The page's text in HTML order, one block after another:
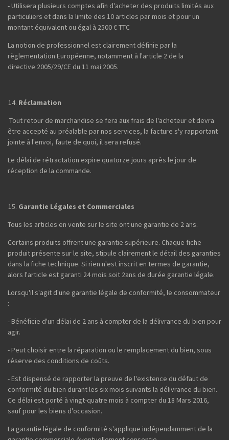
- Utilisera plusieurs comptes afin d'acheter des produits limités aux
particuliers et dans la limite des 10 articles par mois et pour un
montant équivalent ou égal à 2500 € TTC
La notion de professionnel est clairement définie par la
règlementation Européenne, notamment à l'article 2 de la
directive 2005/29/CE du 11 mai 2005.
Réclamation
Tout retour de marchandise se fera aux frais de l'acheteur et devra
être accepté au préalable par nos services, la facture s'y rapportant
jointe à l'envoi, faute de quoi, il sera refusé.
Le délai de rétractation expire quatorze jours après le jour de
réception de la commande.
Garantie Légales et Commerciales
Tous les articles en vente sur le site ont une garantie de 2 ans.
Certains produits offrent une garantie supérieure. Chaque fiche
produit présente sur le site, stipule clairement le détail des garanties
dans la fiche technique. Si rien n'est inscrit en termes de garantie,
alors l'article est garanti 24 mois soit 2ans de durée garantie légale.
Lorsqu'il s'agit d'une garantie légale de conformité, le consommateur
:
- Bénéficie d'un délai de 2 ans à compter de la délivrance du bien pour
agir.
- Peut choisir entre la réparation ou le remplacement du bien, sous
réserve des conditions de coûts.
- Est dispensé de rapporter la preuve de l'existence du défaut de
conformité du bien durant les six mois suivants la délivrance du bien.
Ce délai est porté à vingt-quatre mois à compter du 18 Mars 2016,
sauf pour les biens d'occasion.
La garantie légale de conformité s'applique indépendamment de la